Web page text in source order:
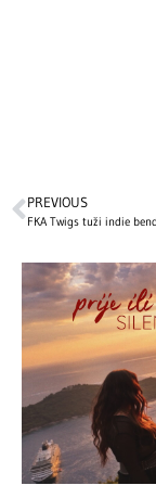
PREVIOUS